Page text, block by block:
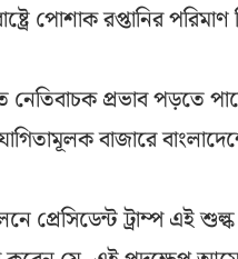
পোশাক রপ্তানির
প্রভাব পড়তে
বাজারে
প্রেসিডেন্ট ট্রাম্প এই